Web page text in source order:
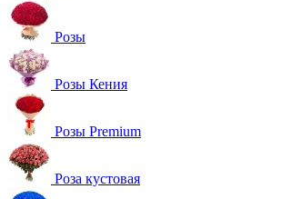
Розы
Розы Кения
Розы Premium
Роза кустовая